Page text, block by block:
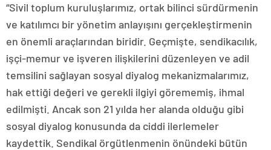
“Sivil toplum kuruluşlarımız, ortak bilinci sürdürmenin
ve katılımcı bir yönetim anlayışını gerçekleştirmenin
en önemli araçlarından biridir. Geçmişte, sendikacılık,
işçi-memur ve işveren ilişkilerini düzenleyen ve adil
temsilini sağlayan sosyal diyalog mekanizmalarımız,
hak ettiği değeri ve gerekli ilgiyi görememiş, ihmal
edilmişti. Ancak son 21 yılda her alanda olduğu gibi
sosyal diyalog konusunda da ciddi ilerlemeler
kaydettik. Sendikal örgütlenmenin önündeki bütün